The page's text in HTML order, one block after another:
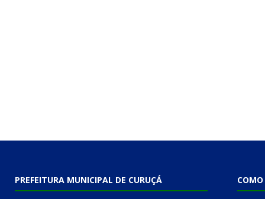
PREFEITURA MUNICIPAL DE CURUÇÁ COMO